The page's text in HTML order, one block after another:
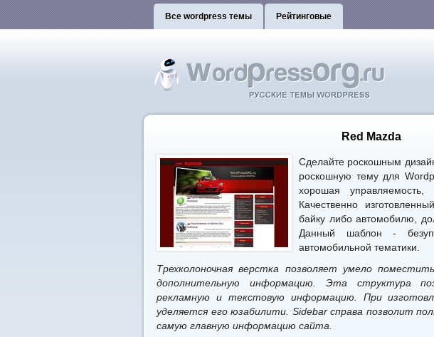
Все wordpress темы Рейтинговые
Red Mazda
Сделайте роскошным
роскошную тему для
хорошая управляемость,
Качественно
байку либо автомобилю,
Данный шаблон -
автомобильной тематики.
Трехколоночная верстка позволяет умело
дополнительную информацию. Эта структура
рекламную и текстовую информацию. При
уделяется его юзабилити. Sidebar справа позволит
самую главную информацию сайта.